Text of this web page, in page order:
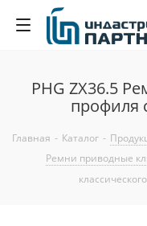
PHG ZX36.5
профиля
Главная - Каталог -
Ремни приводные